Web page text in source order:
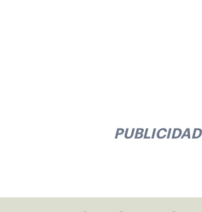
PUBLICIDAD